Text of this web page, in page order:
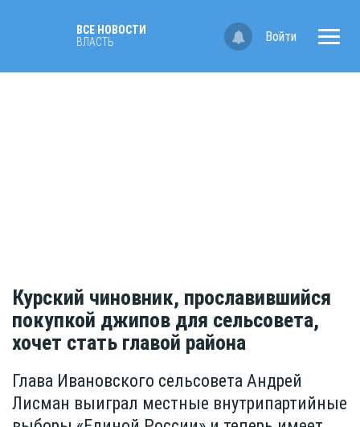
ВСЕ НОВОСТИ
ВЛАСТЬ
Войти
Курский чиновник, прославившийся
покупкой джипов для сельсовета,
хочет стать главой района
Глава Ивановского сельсовета Андрей
Лисман выиграл местные внутрипартийные